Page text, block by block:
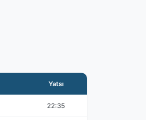
Yatsı
22:35